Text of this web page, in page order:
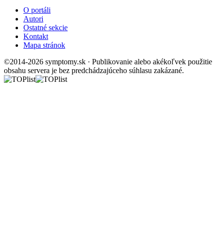
O portáli
Autori
Ostatné sekcie
Kontakt
Mapa stránok
©2014-2026 symptomy.sk · Publikovanie alebo akékoľvek použitie
obsahu servera je bez predchádzajúceho súhlasu zakázané.